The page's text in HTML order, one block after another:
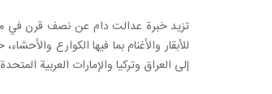
تزيد خبرة عدالت دام عن نصف قرن في مجال
للأبقار والأغنام بما فيها الكوارع
إلى العراق وتركيا والإمارات العربية